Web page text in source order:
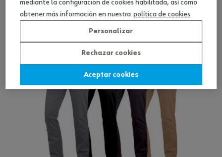
Ver producto
mediante la configuración de cookies habilitada, así como
obtener más información en nuestra política de cookies
Personalizar
Rechazar cookies
Aceptar cookies